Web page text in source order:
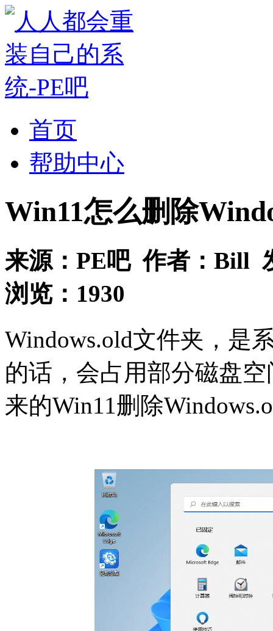
首页
帮助中心
Win11怎么删除
来源： PE吧作者： Bill
浏览： 1930
Windows.old文件夹，是
的话，会占用部分磁盘
来的Win11删除